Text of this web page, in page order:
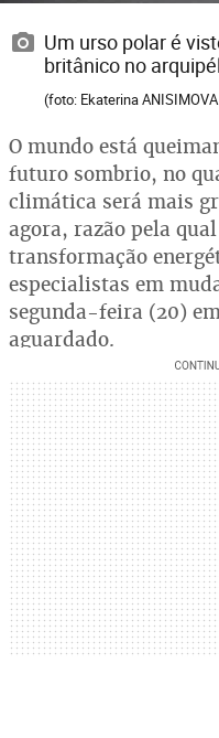
Um urso polar é
britânico no
(foto: Ekaterina
O mundo está
futuro sombrio, no
climática será mais
agora, razão pela
transformação
especialistas em
segunda-feira (20)
aguardado.